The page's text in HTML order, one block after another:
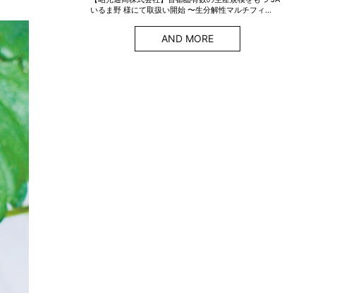
いるま野 様にて取扱い開始 〜生分解性マルチフィ…
AND MORE